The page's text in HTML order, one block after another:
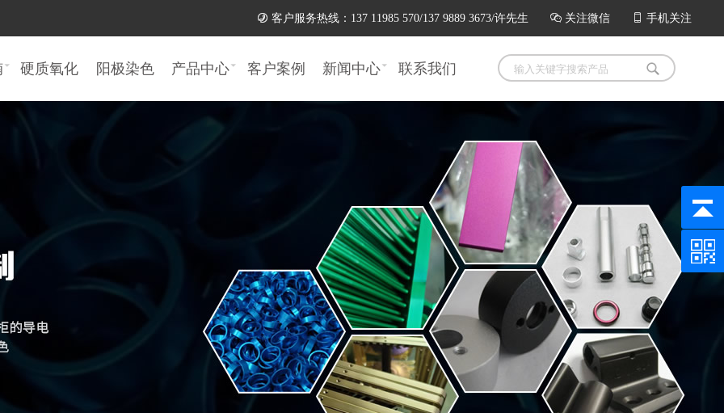
 客户服务热线：137 11985 570/137 9889 3673/许先生  关注微信  手机关注
硬质氧化 阳极染色 产品中心 客户案例 新闻中心 联系我们